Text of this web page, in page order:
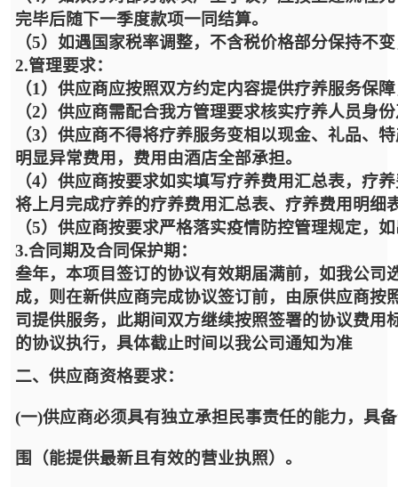
完毕后随下一季度款项一同结算。
（5）如遇国家税率调整，不含税价格部分保持不
2.管理要求：
（1）供应商应按照双方约定内容提供疗养服务保
（2）供应商需配合我方管理要求核实疗养人员身
（3）供应商不得将疗养服务变相以现金、礼品、
明显异常费用，费用由酒店全部承担。
（4）供应商按要求如实填写疗养费用汇总表，疗
将上月完成疗养的疗养费用汇总表、疗养费用明细
（5）供应商按要求严格落实疫情防控管理规定，
3.合同期及合同保护期：
叁年，本项目签订的协议有效期届满前，如我公
成，则在新供应商完成协议签订前，由原供应商
司提供服务，此期间双方继续按照签署的协议费
的协议执行，具体截止时间以我公司通知为准
二、供应商资格要求：
(一)供应商必须具有独立承担民事责任的能力，具
围（能提供最新且有效的营业执照）。